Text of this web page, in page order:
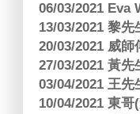
06/03/2021 Eva
13/03/2021 黎
20/03/2021 威
27/03/2021 黃
03/04/2021 王
10/04/2021 東